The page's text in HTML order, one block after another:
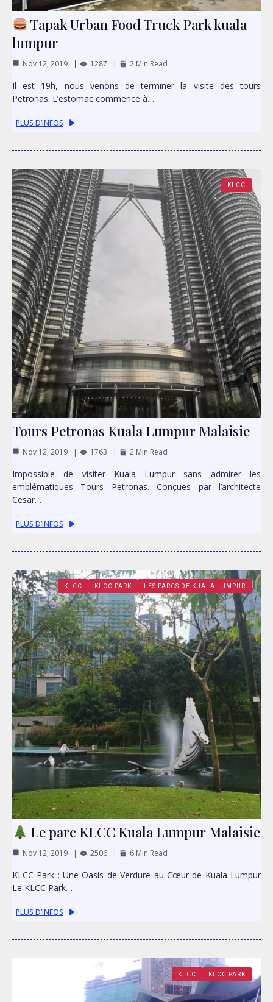
Tapak Urban Food Truck Park kuala
lumpur
Nov 12, 2019 1287 2 Min Read
Il est 19h, nous venons de terminer la visite des tours
Petronas. L’estomac commence à…
PLUS D’INFOS
KLCC
Tours Petronas Kuala Lumpur Malaisie
Nov 12, 2019 1763 2 Min Read
Impossible de visiter Kuala Lumpur sans admirer les
emblématiques Tours Petronas. Conçues par l’architecte
Cesar…
PLUS D’INFOS
KLCC KLCC PARK LES PARCS DE KUALA LUMPUR
Le parc KLCC Kuala Lumpur Malaisie
Nov 12, 2019 2506 6 Min Read
KLCC Park : Une Oasis de Verdure au Cœur de Kuala Lumpur
Le KLCC Park…
PLUS D’INFOS
KLCC KLCC PARK